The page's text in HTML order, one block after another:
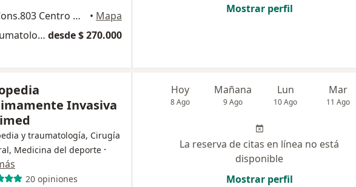
Cll. 54 # 33-45 Piso 8 Cons.803 Centro Medico Clinica Bucaramanga, Bucaramanga • Mapa
Visita Ortopedia y Traumatología desde $ 270.000
Mostrar perfil
Invasiva
y traumatología, Cirugía
Medicina del deporte ·
20 opiniones
Hoy
8 Ago
Mañana
9 Ago
Lun
10 Ago
Mar
11 Ago
La reserva de citas en línea no está
disponible
Mostrar perfil